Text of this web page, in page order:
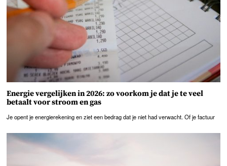
Energie vergelijken in 2026: zo voorkom je dat je te veel
betaalt voor stroom en gas
Je opent je energierekening en ziet een bedrag dat je niet had verwacht. Of je factuur